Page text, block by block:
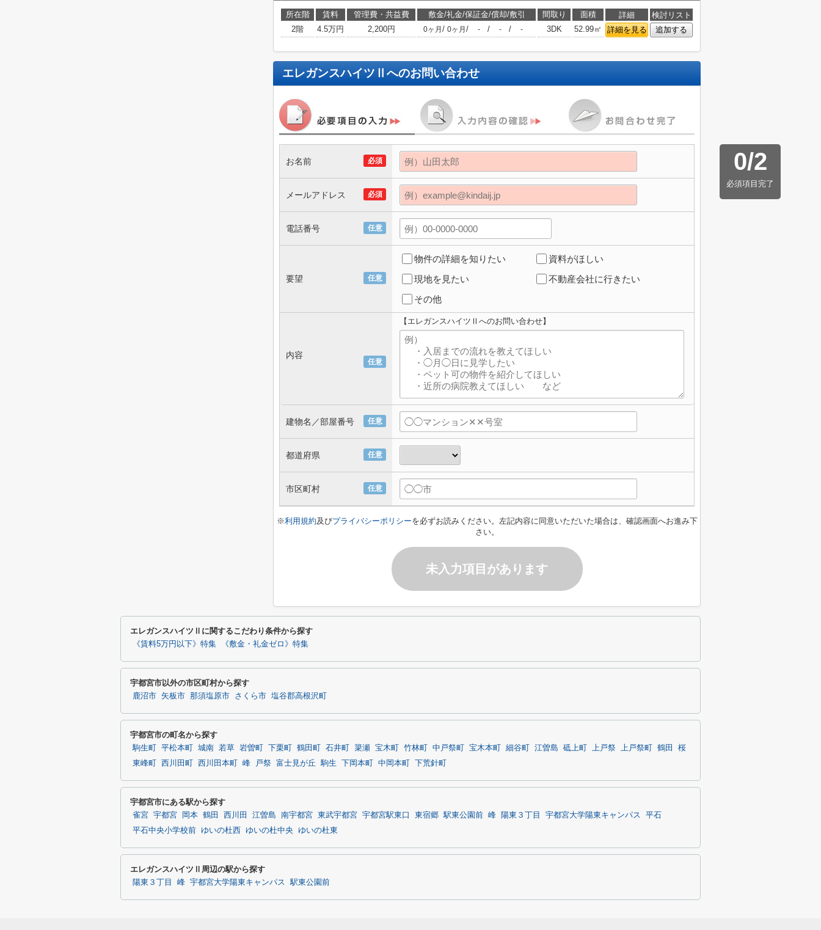
所在階 賃料 管理費・共益費 敷金/礼金/保証金/償却/敷引 間取り 面積 詳細
検討リスト
2階
4.5万円 2,200円 0ヶ月 / 0ヶ月 / - / - / - 3DK 52.99㎡ 詳細を見る 追加する
エレガンスハイツⅡ へのお問い合わせ
0/2
必須項目完了
必須
お名前
必須
メールアドレス
任意
電話番号
任意
要望
物件の詳細を知りたい
資料がほしい
現地を見たい
不動産会社に行きたい
その他
任意
内容
【エレガンスハイツⅡへのお問い合わせ】
任意
建物名／部屋番号
任意
都道府県
任意
市区町村
※利用規約及びプライバシーポリシーを必ずお読みください。左記内容に同意いただいた場合は、確認画面へお進み下
さい。
未入力項目があります
エレガンスハイツⅡに関するこだわり条件から探す
《賃料5万円以下》特集 《敷金・礼金ゼロ》特集
宇都宮市以外の市区町村から探す
鹿沼市 矢板市 那須塩原市 さくら市 塩谷郡高根沢町
宇都宮市の町名から探す
駒生町 平松本町 城南 若草 岩曽町 下栗町 鶴田町 石井町 簗瀬 宝木町 竹林町 中戸祭町 宝木本町 細谷町 江曽島 砥上町 上戸祭 上戸祭町 鶴田
桜
東峰町
西川田町 西川田本町 峰 戸祭 富士見が丘 駒生 下岡本町 中岡本町 下荒針町
宇都宮市にある駅から探す
雀宮 宇都宮 岡本 鶴田 西川田 江曽島 南宇都宮 東武宇都宮 宇都宮駅東口 東宿郷 駅東公園前 峰 陽東３丁目 宇都宮大学陽東キャンパス
平石
平石中央小学校前 ゆいの杜西 ゆいの杜中央 ゆいの杜東
エレガンスハイツⅡ周辺の駅から探す
陽東３丁目 峰 宇都宮大学陽東キャンパス 駅東公園前